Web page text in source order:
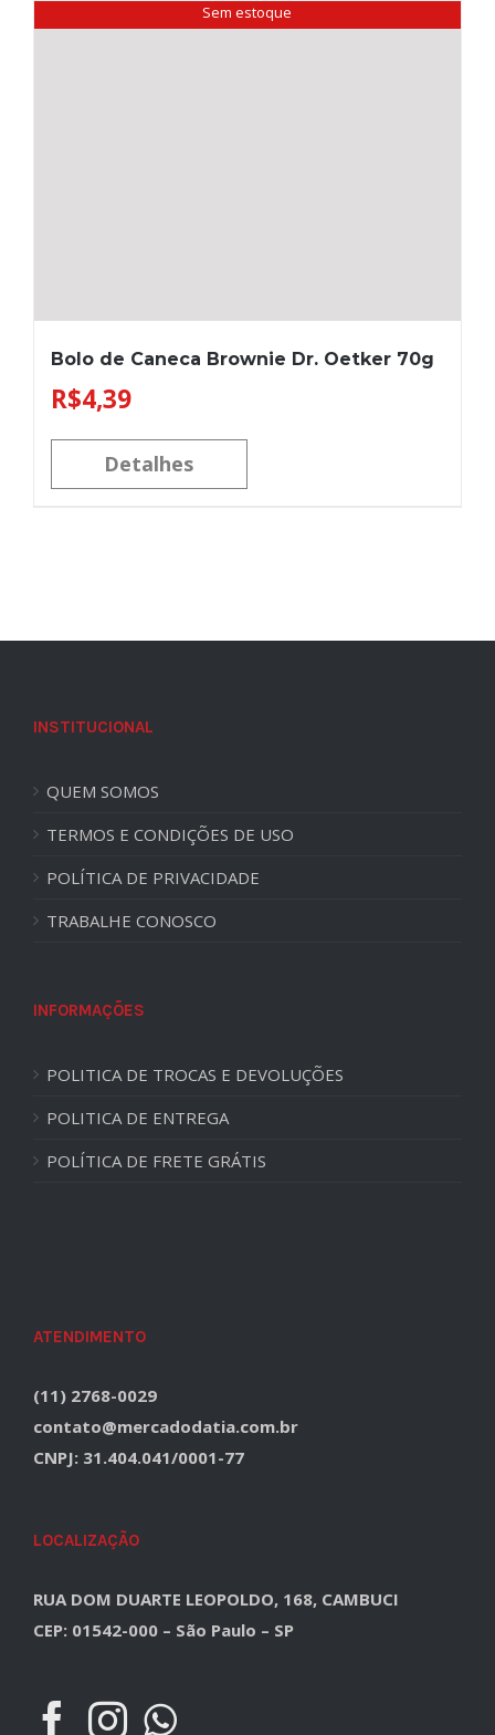
Sem estoque
Bolo de Caneca Brownie Dr. Oetker 70g
R$4,39
Detalhes
INSTITUCIONAL
QUEM SOMOS
TERMOS E CONDIÇÕES DE USO
POLÍTICA DE PRIVACIDADE
TRABALHE CONOSCO
INFORMAÇÕES
POLITICA DE TROCAS E DEVOLUÇÕES
POLITICA DE ENTREGA
POLÍTICA DE FRETE GRÁTIS
ATENDIMENTO
(11) 2768-0029
contato@mercadodatia.com.br
CNPJ: 31.404.041/0001-77
LOCALIZAÇÃO
RUA DOM DUARTE LEOPOLDO, 168, CAMBUCI
CEP: 01542-000 – São Paulo – SP